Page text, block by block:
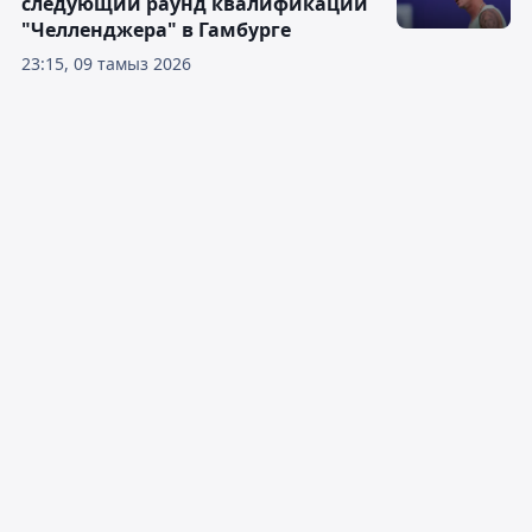
23:15, 09 тамыз 2026
"Челленджера" в Гамбурге